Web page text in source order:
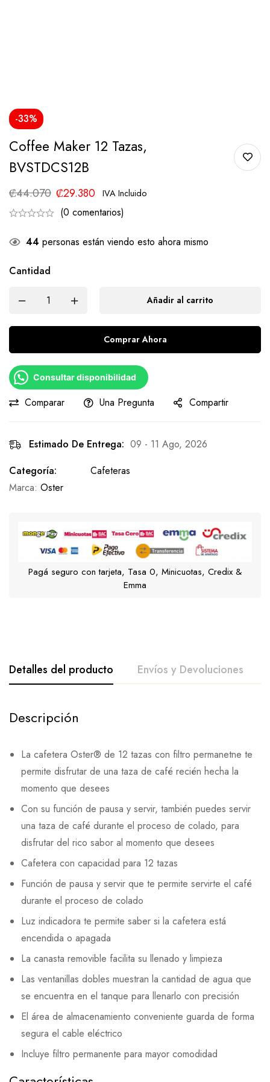
-33%
Coffee Maker 12 Tazas,
BVSTDCS12B
₡44.070 ₡29.380 IVA Incluido
(0 comentarios)
44 personas están viendo esto ahora mismo
Cantidad
Añadir al carrito
Comprar Ahora
Consultar disponibilidad
Comparar Una Pregunta Compartir
Estimado De Entrega: 09 - 11 Ago, 2026
Categoría:
Cafeteras
Marca: Oster
Pagá seguro con tarjeta, Tasa 0, Minicuotas, Credix &
Emma
Detalles del producto Envíos y Devoluciones
Descripción
La cafetera Oster® de 12 tazas con filtro permanetne te
permite disfrutar de una taza de café recién hecha la
momento que desees
Con su función de pausa y servir, también puedes servir
una taza de café durante el proceso de colado, para
disfrutar del rico sabor al momento que desees
Cafetera con capacidad para 12 tazas
Función de pausa y servir que te permite servirte el café
durante el proceso de colado
Luz indicadora te permite saber si la cafetera está
encendida o apagada
La canasta removible facilita su llenado y limpieza
Las ventanillas dobles muestran la cantidad de agua que
se encuentra en el tanque para llenarlo con precisión
El área de almacenamiento conveniente guarda de forma
segura el cable eléctrico
Incluye filtro permanente para mayor comodidad